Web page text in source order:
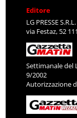
Editore
LG PRESSE S.R.L.
via Festaz, 52
Settimanale del
9/2002
Autorizzazione